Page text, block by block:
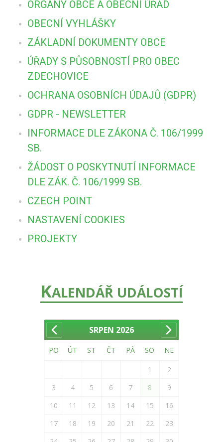
ORGÁNY OBCE A OBECNÍ ÚŘAD
OBECNÍ VYHLÁŠKY
ZÁKLADNÍ DOKUMENTY OBCE
ÚŘADY S PŮSOBNOSTÍ PRO OBEC
ZDECHOVICE
OCHRANA OSOBNÍCH ÚDAJŮ (GDPR)
GDPR - NEWSLETTER
INFORMACE DLE ZÁKONA Č. 106/1999
SB.
ŽÁDOST O POSKYTNUTÍ INFORMACE
DLE ZÁK. Č. 106/1999 SB.
CZECH POINT
NASTAVENÍ COOKIES
PROJEKTY
KALENDÁŘ UDÁLOSTÍ
SRPEN 2026
PO ÚT ST ČT PÁ SO NE
1
2
3
4 5 6 7 8
9
10
11 12 13 14 15
16
17
18 19 20 21 22
23